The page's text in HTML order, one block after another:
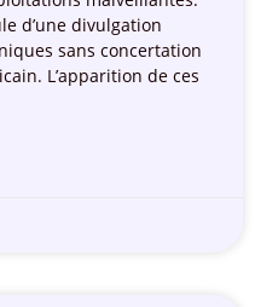
d’une divulgation
sans concertation
L’apparition de ces